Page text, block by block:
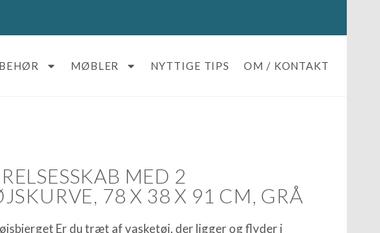
MØBLER NYTTIGE TIPS OM / KONTAKT
MED 2
78 X 38 X 91 CM, GRÅ
Er du træt af vasketøj, der ligger og flyder i